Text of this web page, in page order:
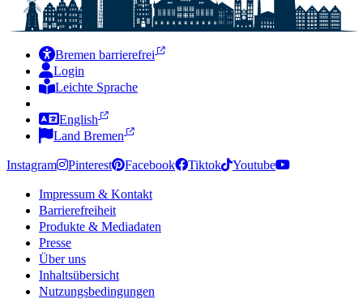
Bremen barrierefrei
Login
Leichte Sprache
English
Land Bremen
Instagram Pinterest Facebook Tiktok Youtube
Impressum & Kontakt
Barrierefreiheit
Produkte & Mediadaten
Presse
Über uns
Inhaltsübersicht
Nutzungsbedingungen